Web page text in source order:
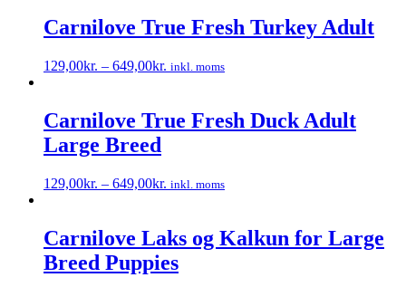
har
flere
Mulighederne
på
varesiden
Carnilove True Fresh Turkey Adult
129,00kr. – 649,00kr. inkl. moms
har
flere
varianter.
kan
vælges
varesiden
Carnilove True Fresh Duck Adult
Large Breed
129,00kr. – 649,00kr. inkl. moms
har
flere
varianter.
Carnilove Laks og Kalkun for Large
Breed Puppies